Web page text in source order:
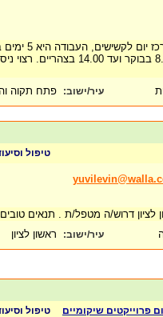
טיפול בקשישים במרכז יום
(א-ה) בין השעות 8.00 בבוקר ועד 14.00 בצהריים. רצוי
עיר/ישוב: פתח תקוה
טיפול
לציון דרוש/ה מטפל/ת . תנאים טובים
עיר/ישוב: ראשון לציון
פרוייקטים שיקומיים טיפול